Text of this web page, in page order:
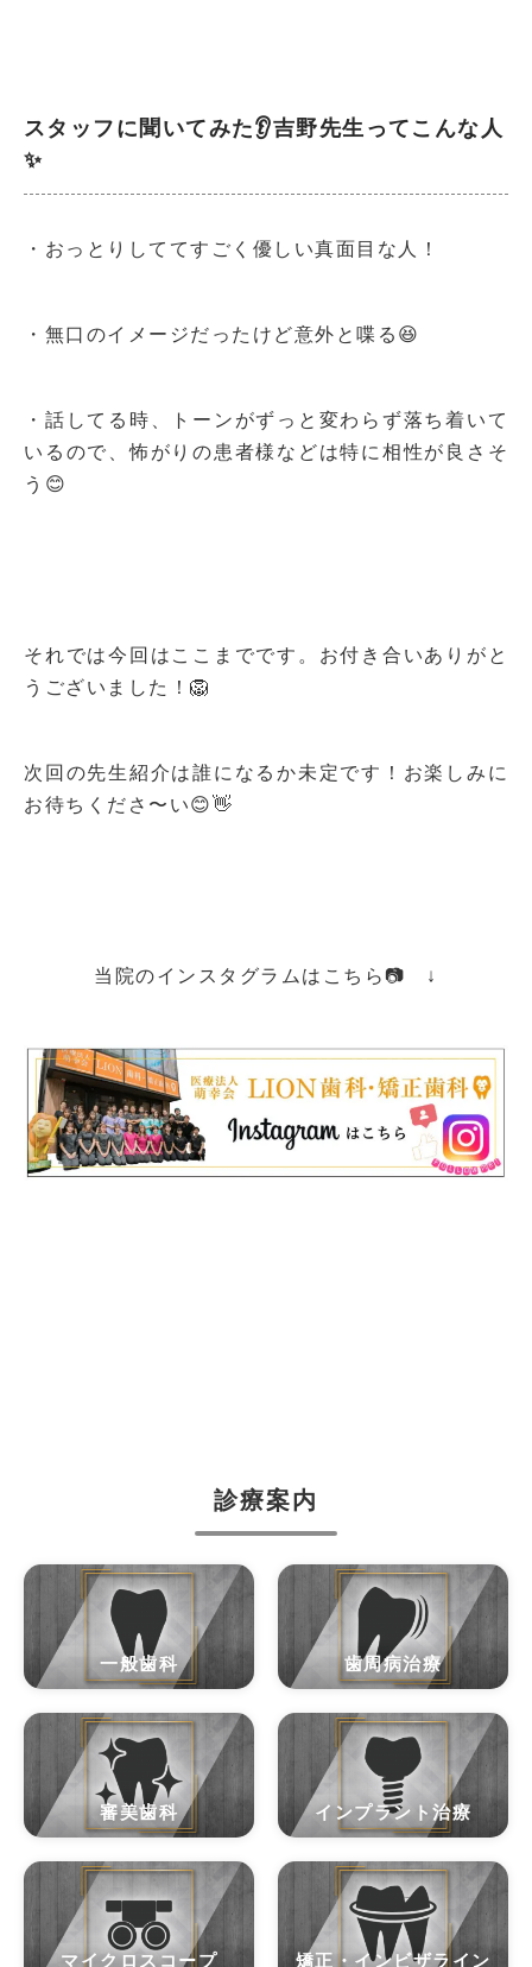
スタッフに聞いてみた👂吉野先生ってこんな人
✨
・おっとりしててすごく優しい真面目な人！
・無口のイメージだったけど意外と喋る😆
・話してる時、トーンがずっと変わらず落ち着いて
いるので、怖がりの患者様などは特に相性が良さそ
う😊
それでは今回はここまでです。お付き合いありがと
うございました！🦁
次回の先生紹介は誰になるか未定です！お楽しみに
お待ちくださ〜い😊👋
当院のインスタグラムはこちら📷 ↓
診療案内
一般歯科 歯周病治療
審美歯科 インプラント治療
マイクロスコープ 矯正・インビザライン